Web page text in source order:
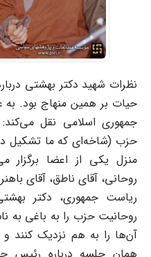
نظرات شهید دکتر بهشتی
حیات بر همین منهاج بود. به
جمهوری اسلامی نقل
حزب (شاخه‌ای که ما تشکیل
منزل یکی از اعضا برگزار
روحانی، آقای ناطق، آقای
ریاست جمهوری، دکتر
روحانیت حزب را به باغی به
آن‌ها را به هم نزدیک کنند و